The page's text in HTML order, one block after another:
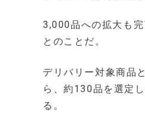
3,000品への拡大も
とのことだ。
デリバリー対象商品
ら、約130品を選定
る。